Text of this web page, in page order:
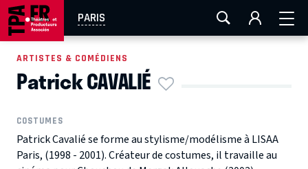
PARIS
AIX-MARSEILLE LA ROCHELLE
EN TOURNÉE
ARTISTES & COMÉDIENS
Patrick CAVALIÉ
COSTUMES
Patrick Cavalié se forme au stylisme/modélisme à LISAA
Paris, (1998 - 2001). Créateur de costumes, il travaille au